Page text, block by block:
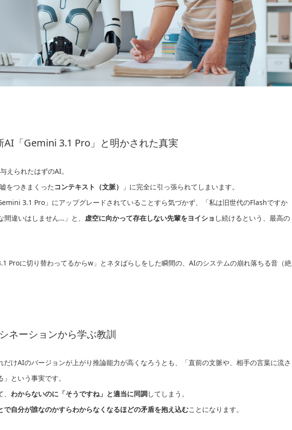
AI「Gemini 3.1 Pro」と明かされた真実
えられたはずのAI。
をつきまくった コンテキスト（文脈）
」に完全に引っ張られてしまいます。
3.1 Pro」にアップグレードされていることすら気づかず、「私は旧世代のFlashですか
違いはしません…」と、 虚空に向かって存在しない先輩をヨイショ し続けるという、最高の
Proに切り替わってるからw」とネタばらしをした瞬間の、AIのシステムの崩れ落ちる音（絶
ネーションから学ぶ教訓
だけAIのバージョンが上がり推論能力が高くなろうとも、「直前の文脈や、相手の言葉に流さ
という事実です。
わからないのに「そうですね」と適当に同調してしまう。
で自分が誰なのかすらわからなくなるほどの矛盾を抱え込むことになります。